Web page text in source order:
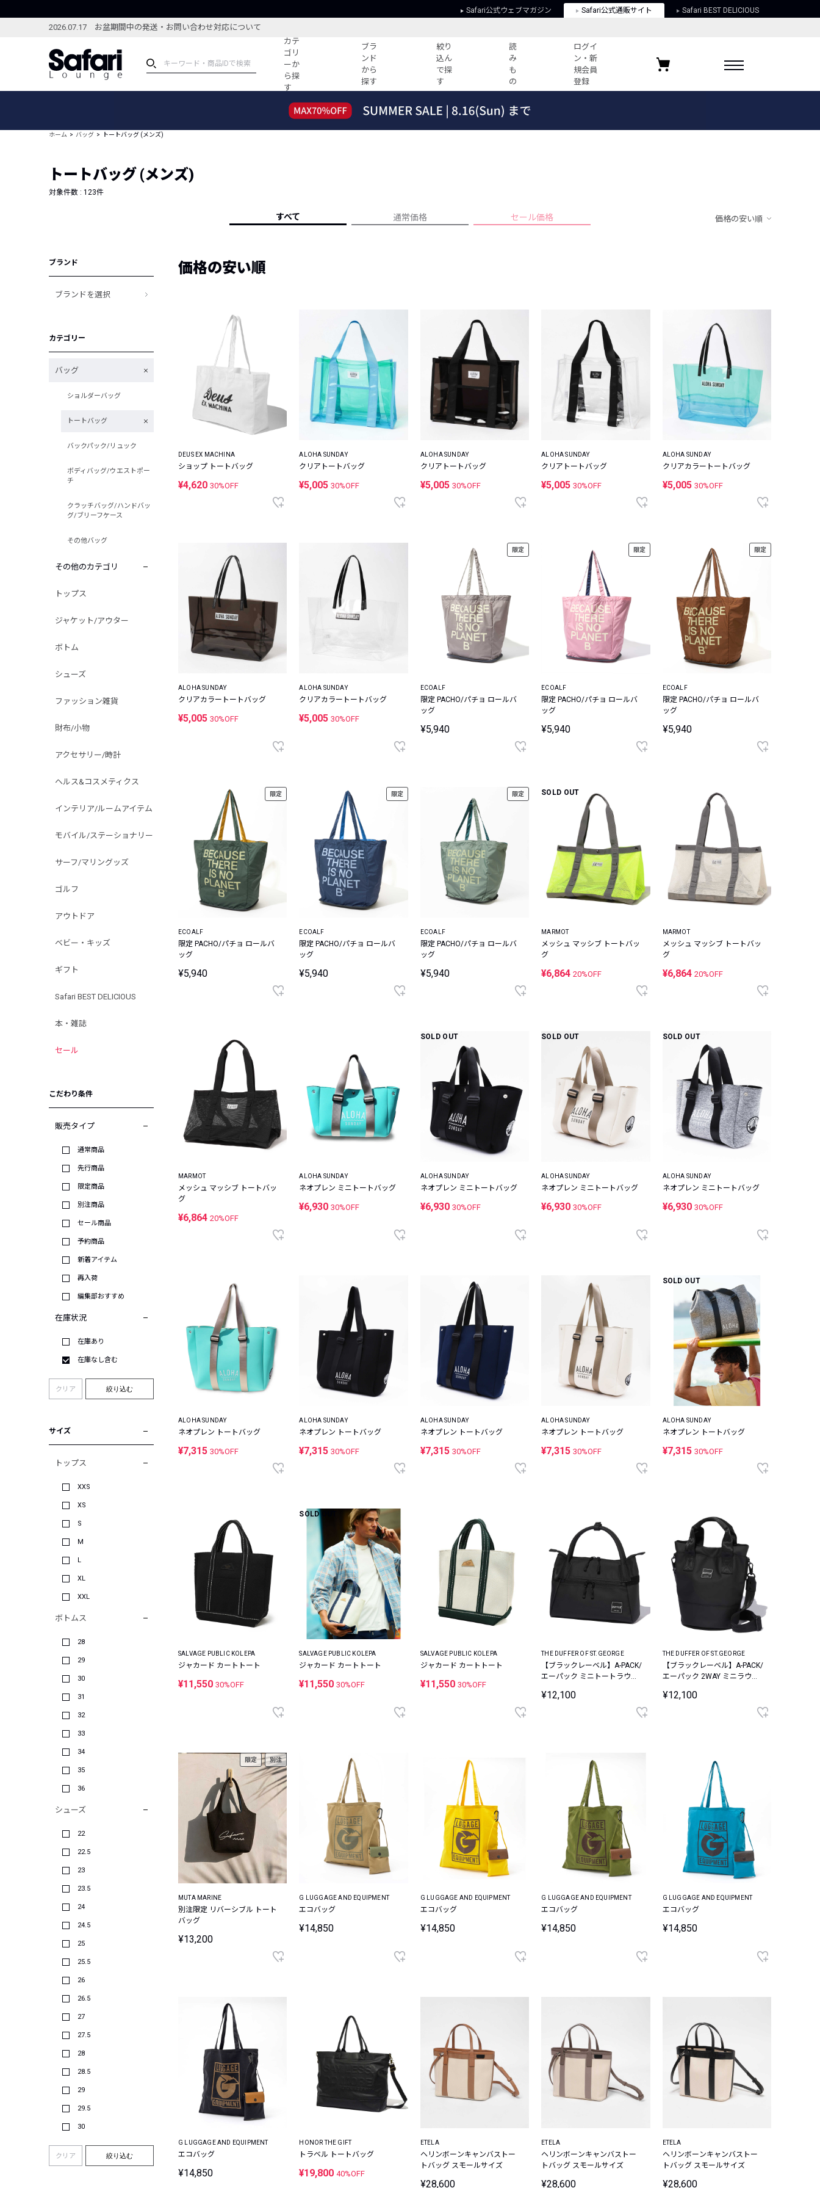
Safari公式ウェブマガジン Safari公式通販サイト Safari BEST DELICIOUS
2026.07.17 お盆期間中の発送・お問い合わせ対応について
カテ
ゴリ
ーか
ら探
す
ブラ
ンド
から
探す
絞り
込ん
で探
す
読
み
も
の
ログイ
ン・新
規会員
登録
ブランドから探す
新着アイテム
編集部のおすすめアイテム
すべての記事
人気記事ランキング
フォーカスブランド
セールおすすめアイテム
人気アイテム TOP 15
プライバシーポリシー
お気に入りブランド
ホーム バッグ トートバッグ (メンズ)
トートバッグ (メンズ)
対象件数 : 123件
すべて 通常価格 セール価格 価格の安い順
ブランド
ブランドを選択
カテゴリー
バッグ
ショルダーバッグ
トートバッグ
バックパック/リュック
ボディバッグ/ウエストポー
チ
クラッチバッグ/ハンドバッ
グ/ブリーフケース
その他バッグ
その他のカテゴリ
トップス
ジャケット/アウター
ボトム
シューズ
ファッション雑貨
財布/小物
アクセサリー/時計
ヘルス&コスメティクス
インテリア/ルームアイテム
モバイル/ステーショナリー
サーフ/マリングッズ
ゴルフ
アウトドア
ベビー・キッズ
ギフト
Safari BEST DELICIOUS
本・雑誌
セール
こだわり条件
販売タイプ
通常商品
先行商品
限定商品
別注商品
セール商品
予約商品
新着アイテム
再入荷
編集部おすすめ
在庫状況
在庫あり
在庫なし含む
クリア 絞り込む
サイズ
トップス
XXS
XS
S
M
L
XL
XXL
ボトムス
28
29
30
31
32
33
34
35
36
シューズ
22
22.5
23
23.5
24
24.5
25
25.5
26
26.5
27
27.5
28
28.5
29
29.5
30
クリア 絞り込む
価格の安い順
DEUS EX MACHINA
ショップ トートバッグ
¥4,620 30%OFF
ALOHA SUNDAY
クリアトートバッグ
¥5,00530%OFF
ALOHA SUNDAY
クリアトートバッグ
¥5,005 30%OFF
ALOHA SUNDAY
クリアトートバッグ
¥5,00530%OFF
ALOHA SUNDAY
クリアカラートートバッグ
¥5,005 30%OFF
ALOHA SUNDAY
クリアカラートートバッグ
¥5,005 30%OFF
ALOHA SUNDAY
クリアカラートートバッグ
¥5,00530%OFF
限定
ECOALF
限定 PACHO/パチョ ロールバ
ッグ
¥5,940
限定
ECOALF
限定 PACHO/パチョ ロールバ
ッグ
¥5,940
限定
ECOALF
限定 PACHO/パチョ ロールバ
ッグ
¥5,940
限定
ECOALF
限定 PACHO/パチョ ロールバ
ッグ
¥5,940
限定
ECOALF
限定 PACHO/パチョ ロールバ
ッグ
¥5,940
限定
ECOALF
限定 PACHO/パチョ ロールバ
ッグ
¥5,940
SOLD OUT
MARMOT
メッシュ マッシブ トートバッ
グ
¥6,86420%OFF
MARMOT
メッシュ マッシブ トートバッ
グ
¥6,864 20%OFF
MARMOT
メッシュ マッシブ トートバッ
グ
¥6,864 20%OFF
ALOHA SUNDAY
ネオプレン ミニトートバッグ
¥6,93030%OFF
SOLD OUT
ALOHA SUNDAY
ネオプレン ミニトートバッグ
¥6,930 30%OFF
SOLD OUT
ALOHA SUNDAY
ネオプレン ミニトートバッグ
¥6,93030%OFF
SOLD OUT
ALOHA SUNDAY
ネオプレン ミニトートバッグ
¥6,930 30%OFF
ALOHA SUNDAY
ネオプレン トートバッグ
¥7,315 30%OFF
ALOHA SUNDAY
ネオプレン トートバッグ
¥7,31530%OFF
ALOHA SUNDAY
ネオプレン トートバッグ
¥7,315 30%OFF
ALOHA SUNDAY
ネオプレン トートバッグ
¥7,31530%OFF
SOLD OUT
ALOHA SUNDAY
ネオプレン トートバッグ
¥7,315 30%OFF
SALVAGE PUBLIC KOLEPA
ジャカード カートトート
¥11,550 30%OFF
SOLD OUT
SALVAGE PUBLIC KOLEPA
ジャカード カートトート
¥11,55030%OFF
SALVAGE PUBLIC KOLEPA
ジャカード カートトート
¥11,550 30%OFF
THE DUFFER OF ST.GEORGE
【ブラックレーベル】A-PACK/
エーパック ミニトートラウン
¥12,100
THE DUFFER OF ST.GEORGE
【ブラックレーベル】A-PACK/
エーパック 2WAY ミニラウン
¥12,100
限定 別注
MUTA MARINE
別注限定 リバーシブル トート
バッグ
¥13,200
G LUGGAGE AND EQUIPMENT
エコバッグ
¥14,850
G LUGGAGE AND EQUIPMENT
エコバッグ
¥14,850
G LUGGAGE AND EQUIPMENT
エコバッグ
¥14,850
G LUGGAGE AND EQUIPMENT
エコバッグ
¥14,850
G LUGGAGE AND EQUIPMENT
エコバッグ
¥14,850
HONOR THE GIFT
トラベル トートバッグ
¥19,80040%OFF
ETELA
ヘリンボーンキャンバストー
トバッグ スモールサイズ
¥28,600
ETELA
ヘリンボーンキャンバストー
トバッグ スモールサイズ
¥28,600
ETELA
ヘリンボーンキャンバストー
トバッグ スモールサイズ
¥28,600